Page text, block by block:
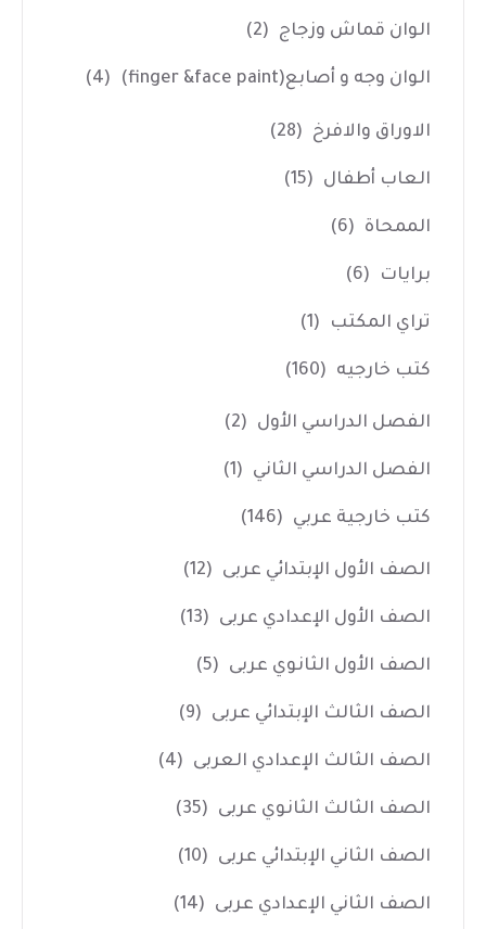
الوان قماش وزجاج (2)
الوان وجه و أصابع(finger &face paint) (4)
الاوراق والافرخ (28)
العاب أطفال (15)
الممحاة (6)
برايات (6)
تراي المكتب (1)
كتب خارجيه (160)
الفصل الدراسي الأول (2)
الفصل الدراسي الثاني (1)
كتب خارجية عربي (146)
الصف الأول الإبتدائي عربى (12)
الصف الأول الإعدادي عربى (13)
الصف الأول الثانوي عربى (5)
الصف الثالث الإبتدائي عربى (9)
الصف الثالث الإعدادي العربى (4)
الصف الثالث الثانوي عربى (35)
الصف الثاني الإبتدائي عربى (10)
الصف الثاني الإعدادي عربى (14)